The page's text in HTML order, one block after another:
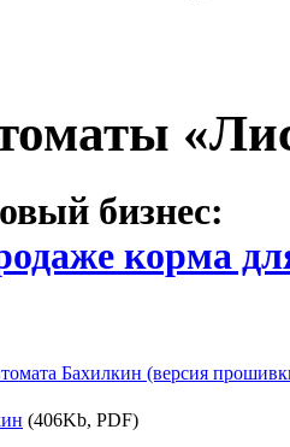
бизнес:
корма
Бахилкин (версия
(406Kb, PDF)